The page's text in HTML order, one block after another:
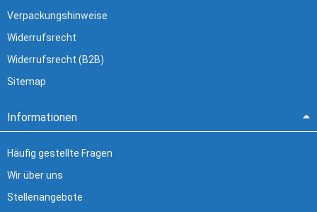
Verpackungshinweise
Widerrufsrecht
Widerrufsrecht (B2B)
Sitemap
Informationen
Häufig gestellte Fragen
Wir über uns
Stellenangebote